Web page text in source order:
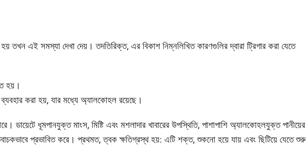
তখন এই সমস্যা দেখা দেয়। তদতিরিক্ত, এর বিকাশ নিম্নলিখিত কারণগুলির দ্বারা ট্রিগার করা যেতে
হয়।
করা হয়, যার মধ্যে অ্যালকোহল রয়েছে।
ডায়েটে ধূমপানযুক্ত মাংস, মিষ্টি এবং মশলাদার খাবারের উপস্থিতি, পাশাপাশি অ্যালকোহলযুক্ত পানীয়ের
প্রভাবিত করে। প্রথমত, ত্বক ক্ষতিগ্রস্থ হয়: এটি শক্ত, শুকনো হয়ে যায় এবং ছিটিয়ে যেতে শুরু